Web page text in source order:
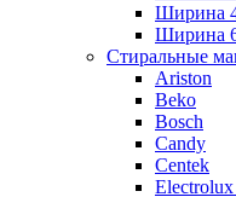
Ширина
Ширина
Стиральные
Ariston
Beko
Bosch
Candy
Centek
Electrolux